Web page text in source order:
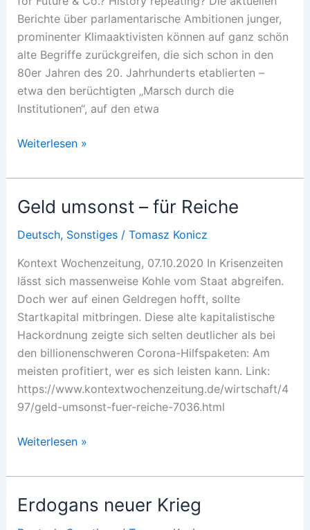
Berichte über parlamentarische Ambitionen junger,
prominenter Klimaaktivisten können auf ganz schön
alte Begriffe zurückgreifen, die sich schon in den
80er Jahren des 20. Jahrhunderts etablierten –
etwa den berüchtigten „Marsch durch die
Institutionen“, auf den etwa
Die
am
Scheideweg
Weiterlesen »
Geld umsonst – für Reiche
Deutsch, Sonstiges/ Tomasz Konicz
Kontext Wochenzeitung, 07.10.2020 In Krisenzeiten
lässt sich massenweise Kohle vom Staat abgreifen.
Doch wer auf einen Geldregen hofft, sollte
Startkapital mitbringen. Diese alte kapitalistische
Hackordnung zeigte sich selten deutlicher als bei
den billionenschweren Corona-Hilfspaketen: Am
meisten profitiert, wer es sich leisten kann. Link:
https://www.kontextwochenzeitung.de/wirtschaft/4
97/geld-umsonst-fuer-reiche-7036.html
Geld
–
Reiche
Weiterlesen »
Erdogans neuer Krieg